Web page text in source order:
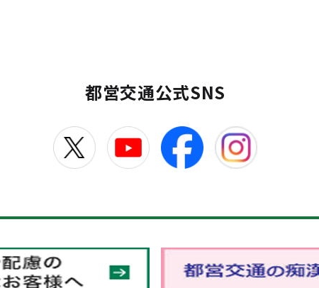
都営交通公式SNS